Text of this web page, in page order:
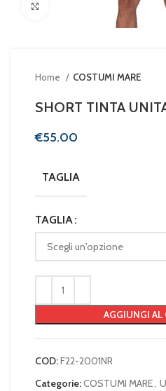
Clicca per ingrandire
Home COSTUMI MARE
SHORT TINTA
€
TAGLIA
TAGLIA
AGGIUNGI AL
COD:F22-2001NR
Categorie:COSTUMI MARE,